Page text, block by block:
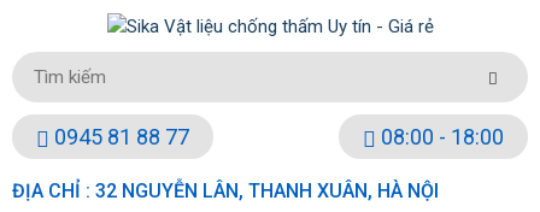
0945 81 88 77 08:00 - 18:00
ĐỊA CHỈ : 32 NGUYỄN LÂN, THANH XUÂN, HÀ NỘI